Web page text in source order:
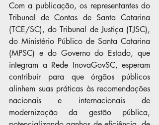
Com a publicação, os representantes do
Tribunal de Contas de Santa Catarina
(TCE/SC), do Tribunal de Justiça (TJSC),
do Ministério Público de Santa Catarina
(MPSC) e do Governo do Estado, que
integram a Rede InovaGovSC, esperam
contribuir para que órgãos públicos
alinhem suas práticas às recomendações
nacionais e internacionais de
modernização da gestão pública,